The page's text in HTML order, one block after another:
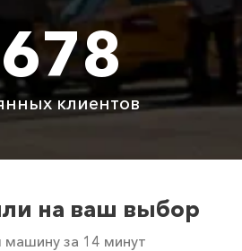
количеством свободных
Точную цену вам
при заказе.
клиентов
на ваш выбор
за 14 минут